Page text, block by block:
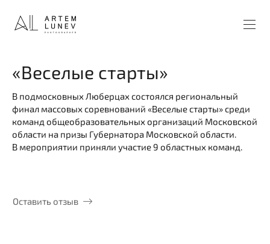
«Веселые старты»
В подмосковных Люберцах состоялся региональный
финал массовых соревнований «Веселые старты» среди
команд общеобразовательных организаций Московской
области на призы Губернатора Московской области.
В мероприятии приняли участие 9 областных команд.
Оставить отзыв